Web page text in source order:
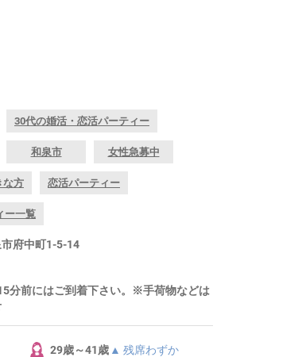
30代の婚活・恋活パーティー
和泉市 女性急募中
な方 恋活パーティー
ー一覧
府中町1-5-14
前にはご到着下さい。※手荷物などは
29歳～41歳 ▲ 残席わずか